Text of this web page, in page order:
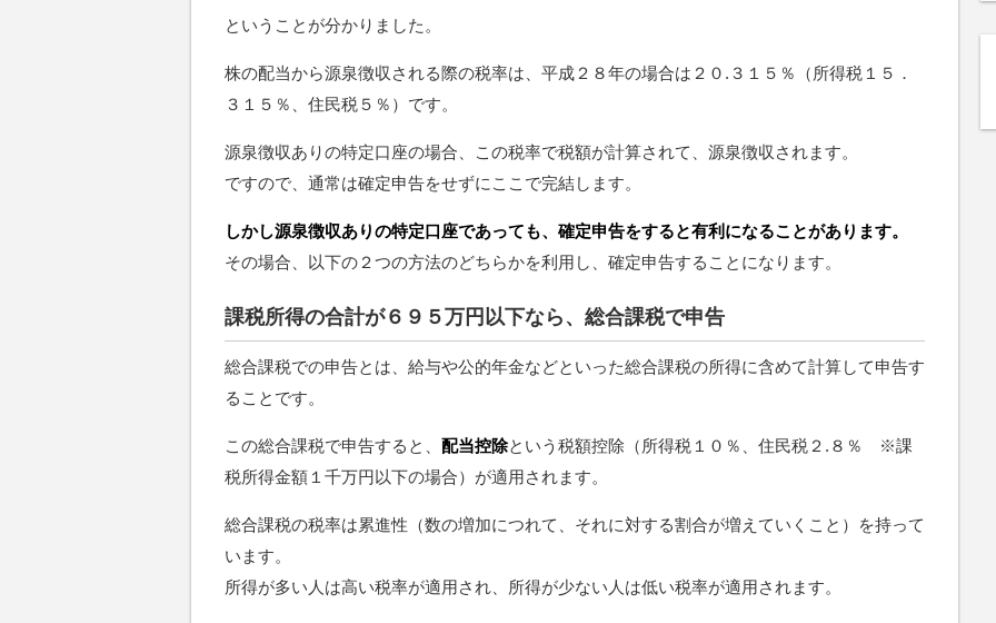
ということが分かりました。
株の配当から源泉徴収される際の税率は、平成２８年の場合は２０.３１５％（所得税１５．
３１５％、住民税５％）です。
源泉徴収ありの特定口座の場合、この税率で税額が計算されて、源泉徴収されます。
ですので、通常は確定申告をせずにここで完結します。
しかし源泉徴収ありの特定口座であっても、確定申告をすると有利になることがあります。
その場合、以下の２つの方法のどちらかを利用し、確定申告することになります。
課税所得の合計が６９５万円以下なら、総合課税で申告
総合課税での申告とは、給与や公的年金などといった総合課税の所得に含めて計算して申告す
ることです。
この総合課税で申告すると、 配当控除という税額控除（所得税１０％、住民税２.８％ ※課
税所得金額１千万円以下の場合）が適用されます。
総合課税の税率は累進性（数の増加につれて、それに対する割合が増えていくこと）を持って
います。
所得が多い人は高い税率が適用され、所得が少ない人は低い税率が適用されます。